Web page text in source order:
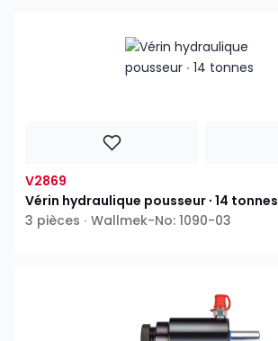
V2869
Vérin hydraulique pousseur ∙ 14 tonnes
3 pièces ∙ Wallmek-No: 1090-03